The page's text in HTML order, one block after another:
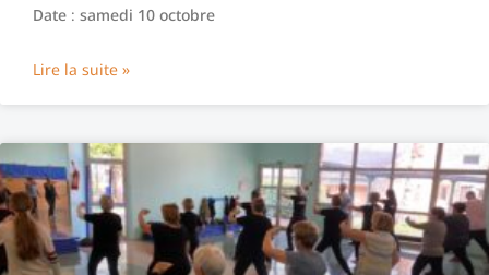
Date : samedi 10 octobre
Lire la suite »